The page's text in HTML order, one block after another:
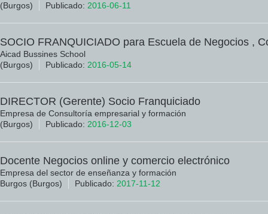
(Burgos)
Publicado: 2016-06-11
SOCIO FRANQUICIADO para Escuela de Negocios ,
Aicad Bussines School
(Burgos)
Publicado: 2016-05-14
DIRECTOR (Gerente) Socio Franquiciado
Empresa de Consultoría empresarial y formación
(Burgos)
Publicado: 2016-12-03
Docente Negocios online y comercio electrónico
Empresa del sector de enseñanza y formación
Burgos (Burgos)
Publicado: 2017-11-12